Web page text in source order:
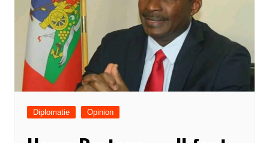
Diplomatie Opinion